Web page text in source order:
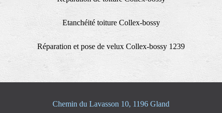
Etanchéité toiture Collex-bossy
Réparation et pose de velux Collex-bossy 1239
Chemin du Lavasson 10, 1196 Gland